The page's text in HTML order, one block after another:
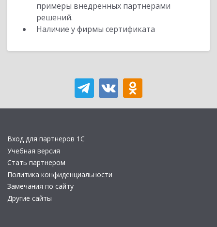
примеры внедренных партнерами
решений.
Наличие у фирмы сертификата
Вход для партнеров 1С
Учебная версия
Стать партнером
Политика конфиденциальности
Замечания по сайту
Другие сайты